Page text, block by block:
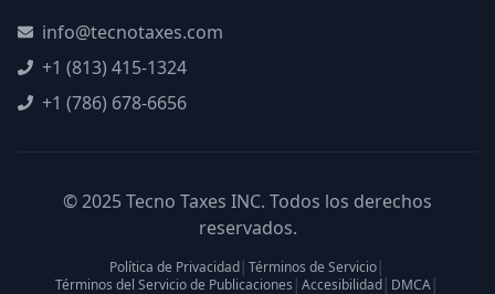
info@tecnotaxes.com
+1 (813) 415-1324
+1 (786) 678-6656
© 2025 Tecno Taxes INC. Todos los derechos
reservados.
Política de Privacidad Términos de Servicio
Términos del Servicio de Publicaciones Accesibilidad DMCA